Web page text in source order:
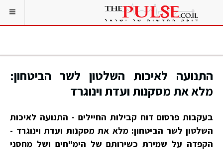
התנועה לאיכות השלטון לשר הביטחון:
מלא את מסקנות ועדת וינוגרד
בעקבות פרסום דוח קבילות החיילים - התנועה לאיכות
השלטון לשר הביטחון: מלא את מסקנות ועדת וינוגרד -
הקפדה על שמירת כשירותם של הימ"חים ושל מחסני